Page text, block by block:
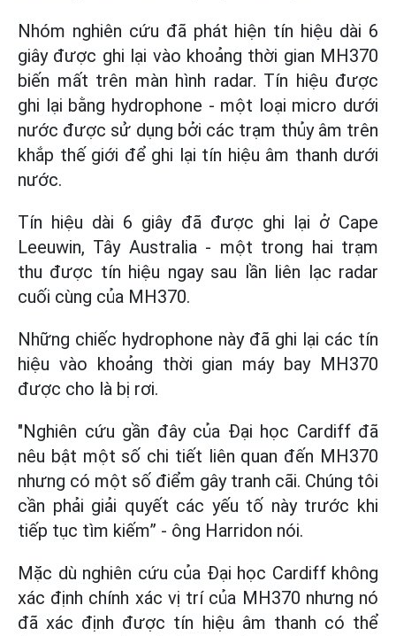
Nhóm nghiên cứu đã phát hiện tín hiệu dài 6
giây được ghi lại vào khoảng thời gian MH370
biến mất trên màn hình radar. Tín hiệu được
ghi lại bằng hydrophone - một loại micro dưới
nước được sử dụng bởi các trạm thủy âm trên
khắp thế giới để ghi lại tín hiệu âm thanh dưới
nước.
Tín hiệu dài 6 giây đã được ghi lại ở Cape
Leeuwin, Tây Australia - một trong hai trạm
thu được tín hiệu ngay sau lần liên lạc radar
cuối cùng của MH370.
Những chiếc hydrophone này đã ghi lại các tín
hiệu vào khoảng thời gian máy bay MH370
được cho là bị rơi.
"Nghiên cứu gần đây của Đại học Cardiff đã
nêu bật một số chi tiết liên quan đến MH370
nhưng có một số điểm gây tranh cãi. Chúng tôi
cần phải giải quyết các yếu tố này trước khi
tiếp tục tìm kiếm” - ông Harridon nói.
Mặc dù nghiên cứu của Đại học Cardiff không
xác định chính xác vị trí của MH370 nhưng nó
đã xác định được tín hiệu âm thanh có thể